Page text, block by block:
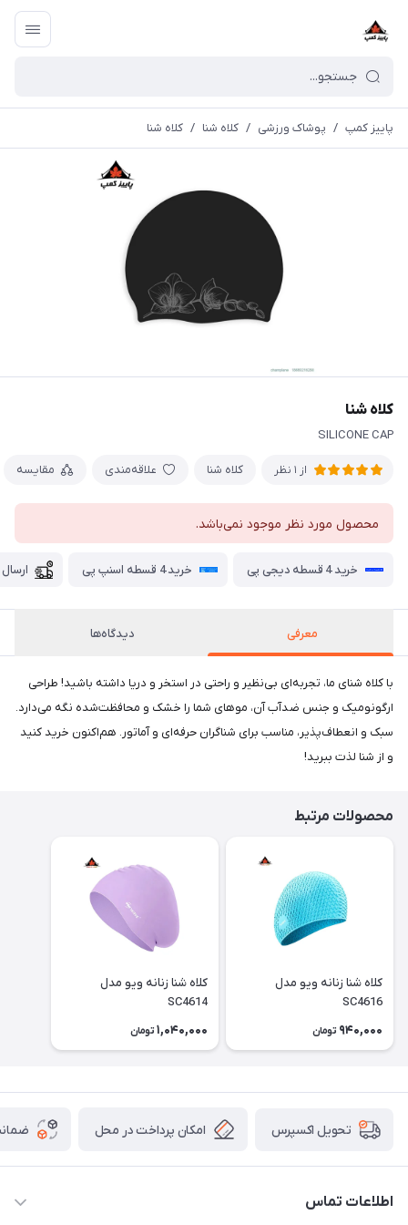
پاییز کمپ / پوشاک ورزشی / کلاه شنا / کلاه شنا
کلاه شنا
SILICONE CAP
از 1 نظر کلاه شنا علاقه‌مندی مقایسه
محصول مورد نظر موجود نمی‌باشد.
خرید 4 قسطه دیجی پی خرید 4 قسطه اسنپ پی
معرفی دیدگاه‌ها
با کلاه شنای ما، تجربه‌ای بی‌نظیر و راحتی در استخر و دریا داشته باشید! طراحی
ارگونومیک و جنس ضدآب آن، موهای شما را خشک و محافظت‌شده نگه می‌دارد.
سبک و انعطاف‌پذیر، مناسب برای شناگران حرفه‌ای و آماتور. هم‌اکنون خرید کنید
و از شنا لذت ببرید!
محصولات مرتبط
کلاه شنا زنانه ویو مدل
SC4616
940,000 تومان
کلاه شنا زنانه ویو مدل
SC4614
1,040,000 تومان
تحویل اکسپرس امکان پرداخت در محل
اطلاعات تماس